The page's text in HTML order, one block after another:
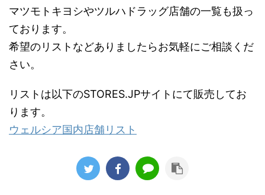
マツモトキヨシやツルハドラッグ店舗の一覧も扱っ
ております。
希望のリストなどありましたらお気軽にご相談くだ
さい。
リストは以下のSTORES.JPサイトにて販売してお
ります。
ウェルシア国内店舗リスト